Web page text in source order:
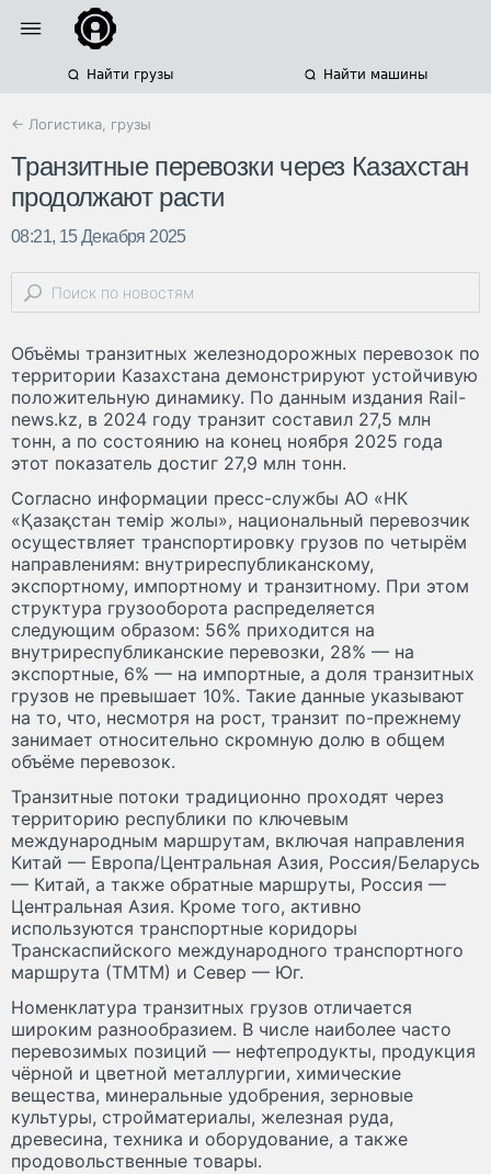
Найти грузы Найти машины
← Логистика, грузы
Транзитные перевозки через Казахстан
продолжают расти
08:21, 15 Декабря 2025
Объёмы транзитных железнодорожных перевозок по
территории Казахстана демонстрируют устойчивую
положительную динамику. По данным издания Rail-
news.kz, в 2024 году транзит составил 27,5 млн
тонн, а по состоянию на конец ноября 2025 года
этот показатель достиг 27,9 млн тонн.
Согласно информации пресс-службы АО «НК
«Қазақстан темір жолы», национальный перевозчик
осуществляет транспортировку грузов по четырём
направлениям: внутриреспубликанскому,
экспортному, импортному и транзитному. При этом
структура грузооборота распределяется
следующим образом: 56% приходится на
внутриреспубликанские перевозки, 28% — на
экспортные, 6% — на импортные, а доля транзитных
грузов не превышает 10%. Такие данные указывают
на то, что, несмотря на рост, транзит по-прежнему
занимает относительно скромную долю в общем
объёме перевозок.
Транзитные потоки традиционно проходят через
территорию республики по ключевым
международным маршрутам, включая направления
Китай — Европа/Центральная Азия, Россия/Беларусь
— Китай, а также обратные маршруты, Россия —
Центральная Азия. Кроме того, активно
используются транспортные коридоры
Транскаспийского международного транспортного
маршрута (ТМТМ) и Север — Юг.
Номенклатура транзитных грузов отличается
широким разнообразием. В числе наиболее часто
перевозимых позиций — нефтепродукты, продукция
чёрной и цветной металлургии, химические
вещества, минеральные удобрения, зерновые
культуры, стройматериалы, железная руда,
древесина, техника и оборудование, а также
продовольственные товары.